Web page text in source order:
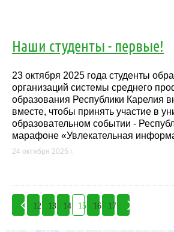
Наши студенты - первые!
23 октября 2025 года студенты
организаций системы среднего
образования Республики Карелия
вместе, чтобы принять участие в
образовательном событии -
марафоне «Увлекательная
24 октября 2025 г.
12 13 14 15 16 17